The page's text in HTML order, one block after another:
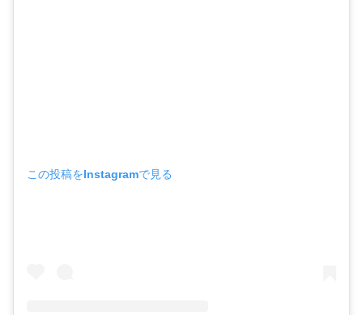
この投稿をInstagramで見る